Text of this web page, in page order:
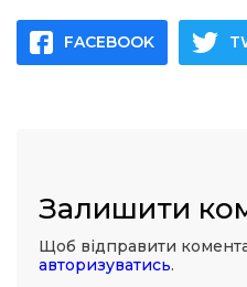
FACEBOOK
Залишити
Щоб відправити
авторизуватись.